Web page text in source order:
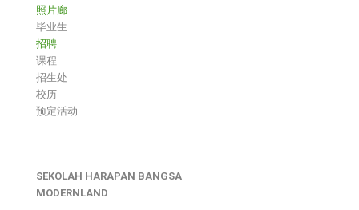
照片廊
毕业生
招聘
课程
招生处
校历
预定活动
SEKOLAH HARAPAN BANGSA
MODERNLAND